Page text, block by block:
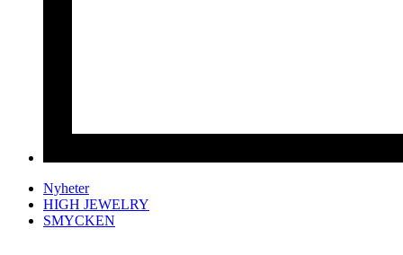
Nyheter
HIGH JEWELRY
SMYCKEN